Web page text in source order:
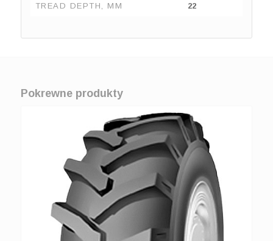
TREAD DEPTH, MM 22
Pokrewne produkty